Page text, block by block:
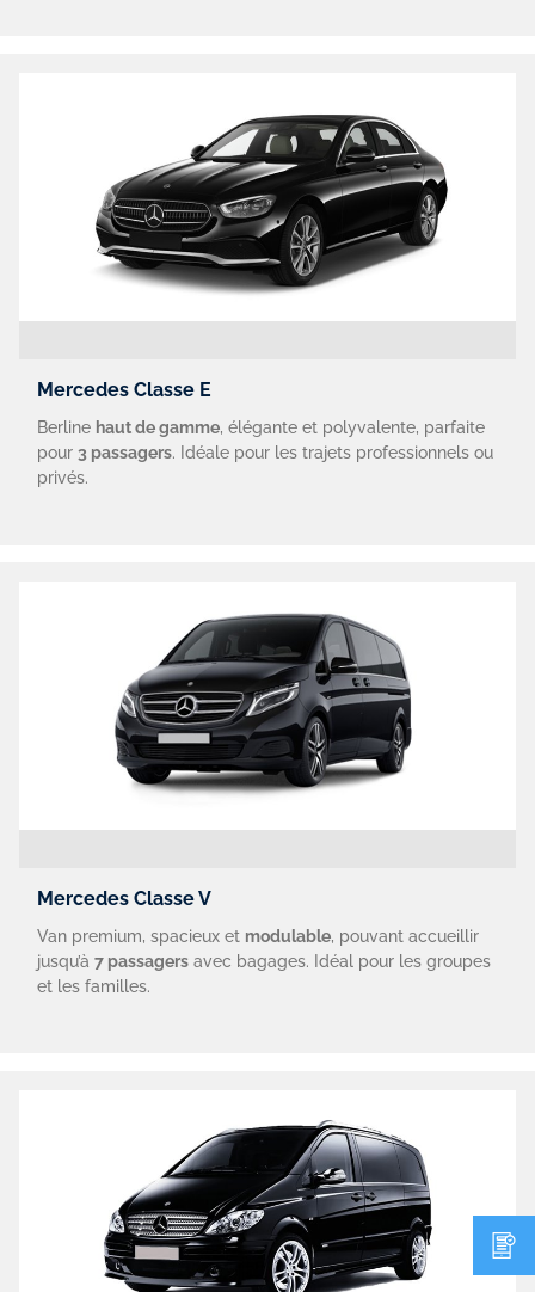
Mercedes Classe E
Berline haut de gamme, élégante et polyvalente, parfaite
pour 3 passagers. Idéale pour les trajets professionnels ou
privés.
Mercedes Classe V
Van premium, spacieux et modulable, pouvant accueillir
jusqu’à 7 passagersavec bagages. Idéal pour les groupes
et les familles.